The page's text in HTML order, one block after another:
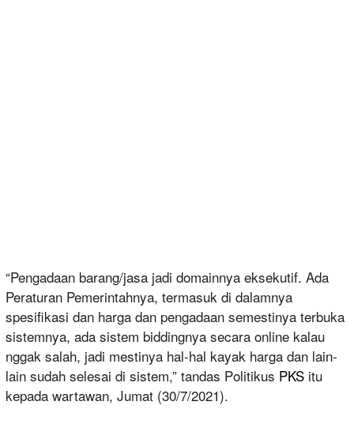
“Pengadaan barang/jasa jadi domainnya eksekutif. Ada
Peraturan Pemerintahnya, termasuk di dalamnya
spesifikasi dan harga dan pengadaan semestinya terbuka
sistemnya, ada sistem biddingnya secara online kalau
nggak salah, jadi mestinya hal-hal kayak harga dan lain-
lain sudah selesai di sistem,” tandas Politikus PKS itu
kepada wartawan, Jumat (30/7/2021).